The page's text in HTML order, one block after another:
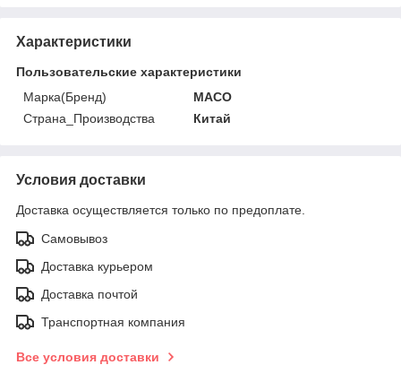
Характеристики
Пользовательские характеристики
Марка(Бренд)
MACO
Страна_Производства
Китай
Условия доставки
Доставка осуществляется только по предоплате.
Самовывоз
Доставка курьером
Доставка почтой
Транспортная компания
Все условия доставки